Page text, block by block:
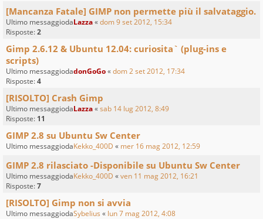
[Mancanza Fatale] GIMP non permette più il salvataggio.
Ultimo messaggiodaLazza«dom 9 set 2012, 15:34
Risposte:2
Gimp 2.6.12 & Ubuntu 12.04: curiosita` (plug-ins e
scripts)
Ultimo messaggiodadonGoGo«dom 2 set 2012, 17:34
Risposte:4
[RISOLTO] Crash Gimp
Ultimo messaggiodaLazza«sab 14 lug 2012, 8:49
Risposte: 11
GIMP 2.8 su Ubuntu Sw Center
Ultimo messaggiodaKekko_400D « mer 16 mag 2012, 12:59
GIMP 2.8 rilasciato -Disponibile su Ubuntu Sw Center
Ultimo messaggiodaKekko_400D «ven 11 mag 2012, 16:21
Risposte:7
[RISOLTO] Gimp non si avvia
Ultimo messaggiodaSybelius « lun 7 mag 2012, 4:08